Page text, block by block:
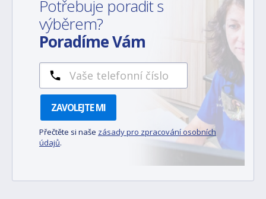
Potřebuje poradit s
výběrem?
Poradíme Vám
ZAVOLEJTE MI
Přečtěte si naše zásady pro zpracování osobních
údajů.